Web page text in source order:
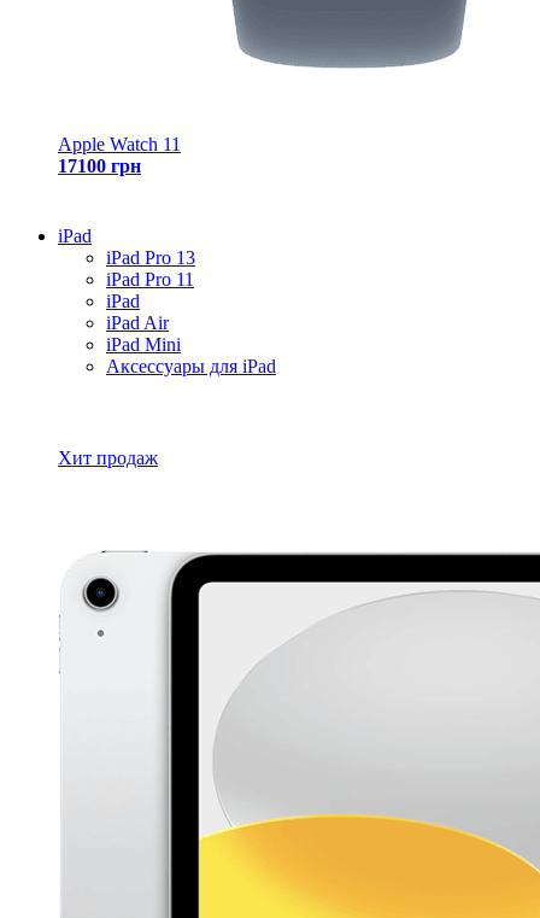
Apple Watch 11
17100 грн
iPad
iPad Pro 13
iPad Pro 11
iPad
iPad Air
iPad Mini
Аксессуары для iPad
Хит продаж